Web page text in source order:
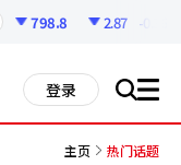
798.8 2.87 -0.36%
登录 搜 all
主页 热门话题